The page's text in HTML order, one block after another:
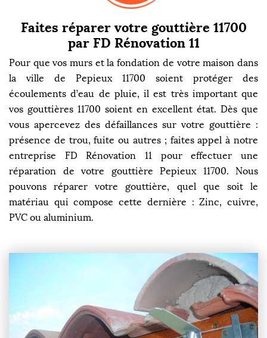
Faites réparer votre gouttière 11700
par FD Rénovation 11
Pour que vos murs et la fondation de votre maison dans
la ville de Pepieux 11700 soient protéger des
écoulements d’eau de pluie, il est très important que
vos gouttières 11700 soient en excellent état. Dès que
vous apercevez des défaillances sur votre gouttière :
présence de trou, fuite ou autres ; faites appel à notre
entreprise FD Rénovation 11 pour effectuer une
réparation de votre gouttière Pepieux 11700. Nous
pouvons réparer votre gouttière, quel que soit le
matériau qui compose cette dernière : Zinc, cuivre,
PVC ou aluminium.